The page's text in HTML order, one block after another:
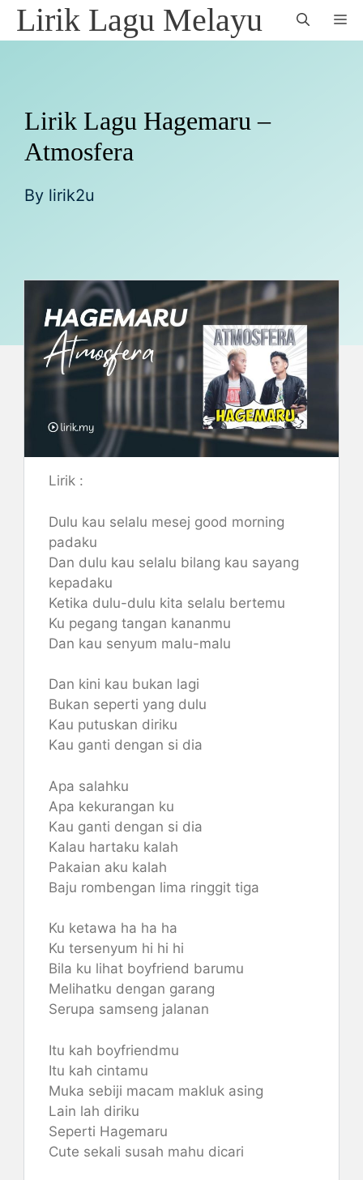
SkipLirik Lagu Melayu
Lirik Lagu Hagemaru –
Atmosfera
By lirik2u
Lirik :
Dulu kau selalu mesej good morning
padaku
Dan dulu kau selalu bilang kau sayang
kepadaku
Ketika dulu-dulu kita selalu bertemu
Ku pegang tangan kananmu
Dan kau senyum malu-malu
Dan kini kau bukan lagi
Bukan seperti yang dulu
Kau putuskan diriku
Kau ganti dengan si dia
Apa salahku
Apa kekurangan ku
Kau ganti dengan si dia
Kalau hartaku kalah
Pakaian aku kalah
Baju rombengan lima ringgit tiga
Ku ketawa ha ha ha
Ku tersenyum hi hi hi
Bila ku lihat boyfriend barumu
Melihatku dengan garang
Serupa samseng jalanan
Itu kah boyfriendmu
Itu kah cintamu
Muka sebiji macam makluk asing
Lain lah diriku
Seperti Hagemaru
Cute sekali susah mahu dicari